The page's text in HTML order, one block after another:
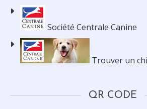
Société Centrale Canine
Trouver un
QR CODE